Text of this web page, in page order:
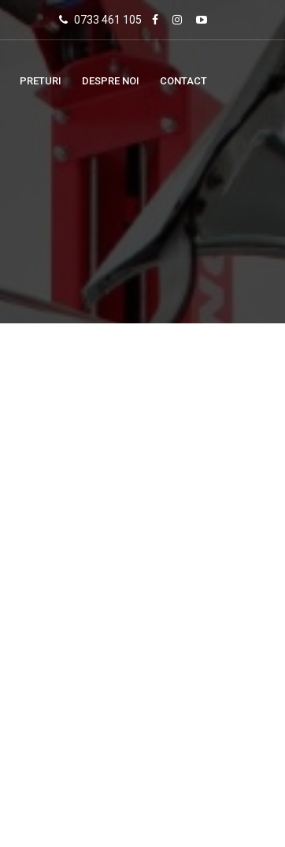
0733 461 105
PRETURI DESPRE NOI CONTACT